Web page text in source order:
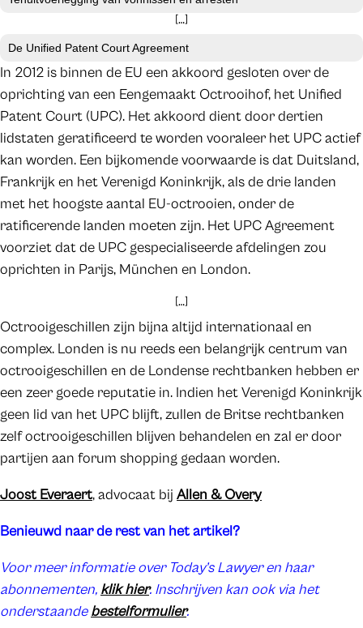
[…]
De Unified Patent Court Agreement
In 2012 is binnen de EU een akkoord gesloten over de
oprichting van een Eengemaakt Octrooihof, het Unified
Patent Court (UPC). Het akkoord dient door dertien
lidstaten geratificeerd te worden vooraleer het UPC actief
kan worden. Een bijkomende voorwaarde is dat Duitsland,
Frankrijk en het Verenigd Koninkrijk, als de drie landen
met het hoogste aantal EU-octrooien, onder de
ratificerende landen moeten zijn. Het UPC Agreement
voorziet dat de UPC gespecialiseerde afdelingen zou
oprichten in Parijs, München en London.
[…]
Octrooigeschillen zijn bijna altijd internationaal en
complex. Londen is nu reeds een belangrijk centrum van
octrooigeschillen en de Londense rechtbanken hebben er
een zeer goede reputatie in. Indien het Verenigd Koninkrijk
geen lid van het UPC blijft, zullen de Britse rechtbanken
zelf octrooigeschillen blijven behandelen en zal er door
partijen aan forum shopping gedaan worden.
Joost Everaert, advocaat bij Allen & Overy
Benieuwd naar de rest van het artikel?
Voor meer informatie over Today’s Lawyer en haar
abonnementen, klik hier. Inschrijven kan ook via het
onderstaandebestelformulier.